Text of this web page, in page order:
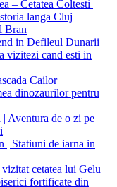
– Cetatea Coltesti |
langa Cluj
Bran
in Defileul Dunarii
vizitezi cand esti in
Cailor
dinozaurilor pentru
Aventura de o zi pe
| Statiuni de iarna in
cetatea lui Gelu
fortificate din